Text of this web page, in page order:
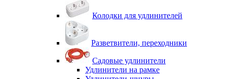
Колодки для удлинителей
Разветвители, переходники
Садовые удлинители
Удлинители на рамке